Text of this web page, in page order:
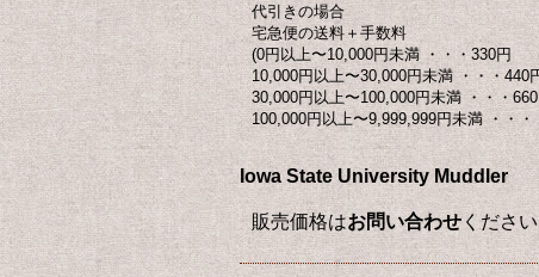
代引きの場合
宅急便の送料＋手数料
(0円以上〜10,000円未満 ・・・330円
10,000円以上〜30,000円未満 ・・・440
30,000円以上〜100,000円未満 ・・・660
100,000円以上〜9,999,999円未満 ・・・
Iowa State University Muddler
販売価格はお問い合わせ くださ